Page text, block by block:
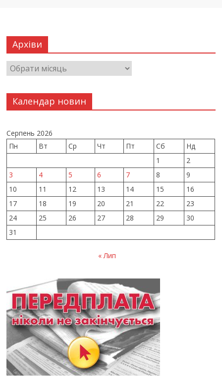
Архіви
Календар новин
Серпень 2026
Пн
Вт Ср Чт Пт Сб
Нд
1
2
3
4 5 6 7 8
9
10
11 12 13 14 15
16
17
18 19 20 21 22
23
24
25 26 27 28 29
30
31
« Лип